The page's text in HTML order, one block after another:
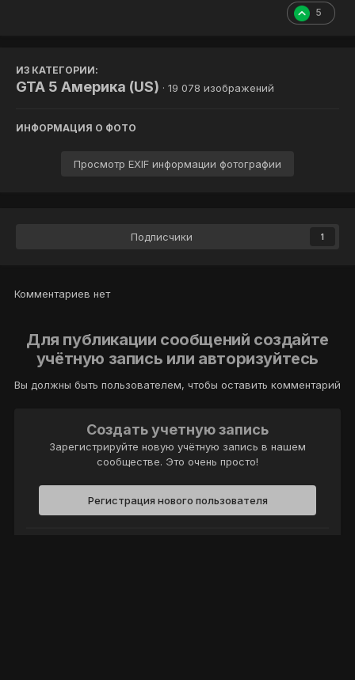
5
ИЗ КАТЕГОРИИ:
GTA 5 Америка (US) · 19 078 изображений
ИНФОРМАЦИЯ О ФОТО
Просмотр EXIF информации фотографии
Подписчики 1
Комментариев нет
Для публикации сообщений создайте
учётную запись или авторизуйтесь
Вы должны быть пользователем, чтобы оставить комментарий
Создать учетную запись
Зарегистрируйте новую учётную запись в нашем
сообществе. Это очень просто!
Регистрация нового пользователя